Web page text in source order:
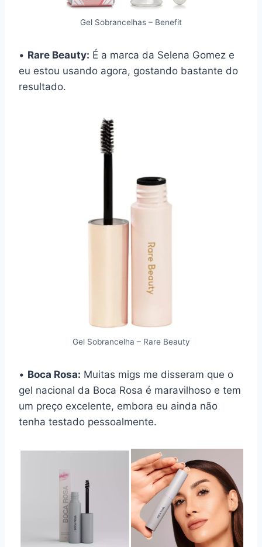
Gel Sobrancelhas – Benefit
• Rare Beauty: É a marca da Selena Gomez e
eu estou usando agora, gostando bastante do
resultado.
Gel Sobrancelha – Rare Beauty
• Boca Rosa: Muitas migs me disseram que o
gel nacional da Boca Rosa é maravilhoso e tem
um preço excelente, embora eu ainda não
tenha testado pessoalmente.